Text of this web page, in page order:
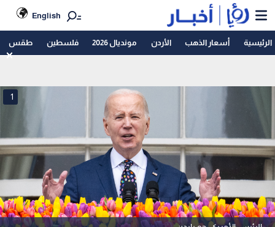
English
الرئيسية أسعار الذهب الأردن مونديال 2026 فلسطين طقس
1